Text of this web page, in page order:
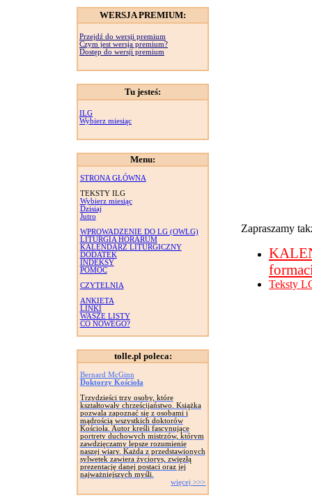
WERSJA PREMIUM:
Przejdź do wersji premium
Czym jest wersja premium?
Dostęp do wersji premium
Tu jesteś:
ILG
Wybierz miesiąc
Menu:
STRONA GŁÓWNA
TEKSTY ILG
Wybierz miesiąc
Dzisiaj
Jutro
WPROWADZENIE DO LG (OWLG)
LITURGIA HORARUM
KALENDARZ LITURGICZNY
DODATEK
INDEKSY
POMOC
CZYTELNIA
ANKIETA
LINKI
WASZE LISTY
CO NOWEGO?
tolle.pl poleca:
Bernard McGinn
Doktorzy Kościoła
Trzydzieści trzy osoby, które
kształtowały chrześcijaństwo. Książka
pozwala zapoznać się z osobami i
mądrością wszystkich doktorów
Kościoła. Autor kreśli fascynujące
portrety duchowych mistrzów, którym
zawdzięczamy lepsze rozumienie
naszej wiary. Każda z przedstawionych
sylwetek zawiera życiorys, zwięzłą
prezentację danej postaci oraz jej
najważniejszych myśli.
więcej >>>
Zapraszamy
Teksty